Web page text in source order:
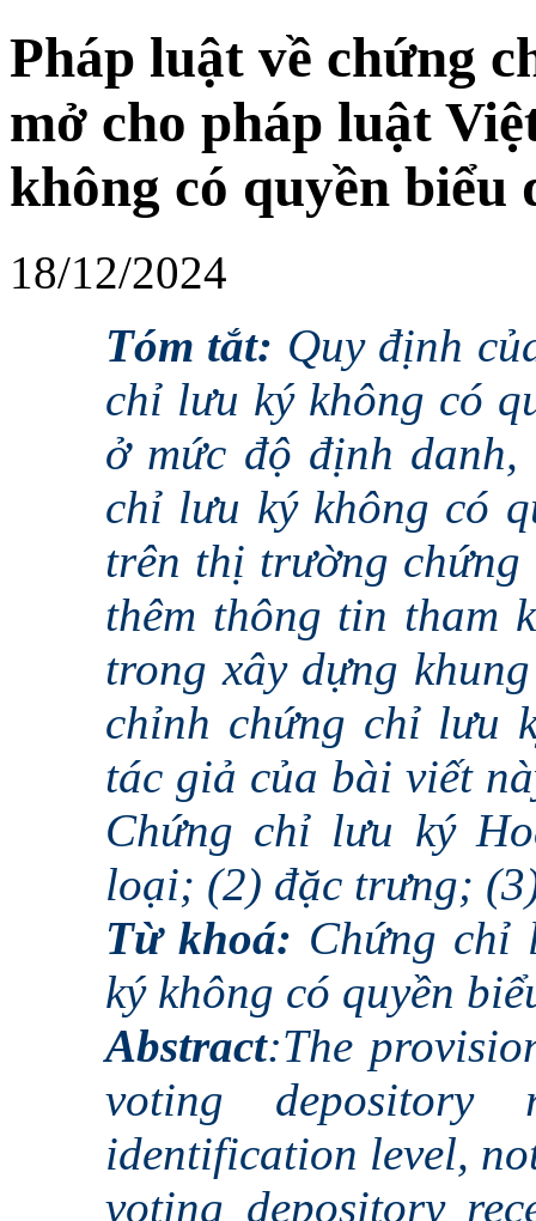
Pháp luật về chứng
mở cho pháp luật
không có quyền biểu
18/12/2024
Tóm tắt: Quy định
chỉ lưu ký không có
ở mức độ định
chỉ lưu ký không có
trên thị trường chứng
thêm thông tin tham
trong xây dựng
chỉnh chứng chỉ lưu
tác giả của bài viết
Chứng chỉ lưu ký
loại; (2) đặc trưng;
Từ khoá: Chứng chỉ
ký không có quyền
Abstract:The
voting
identification level,
voting depository